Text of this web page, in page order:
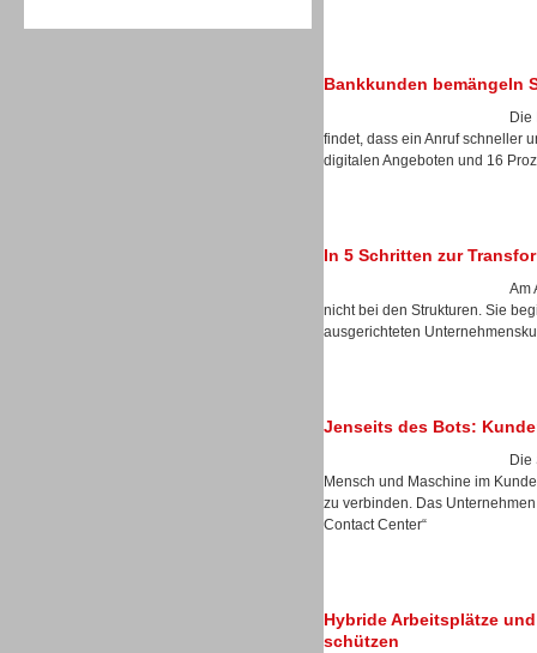
Bankkunden bemängeln
Die
findet, dass ein Anruf schneller
digitalen Angeboten und 16
In 5 Schritten zur
Am
nicht bei den Strukturen. Sie
ausgerichteten
Jenseits des Bots:
Die
Mensch und Maschine im
zu verbinden. Das
Contact Center“
Hybride Arbeitsplätze
schützen